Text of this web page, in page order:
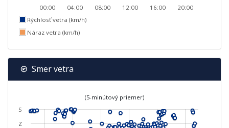
00:00
04:00
08:00
12:00
16:00
20:00
Rýchlosť vetra (km/h)
Náraz vetra (km/h)
Smer vetra
(5-minútový priemer)
S
Z